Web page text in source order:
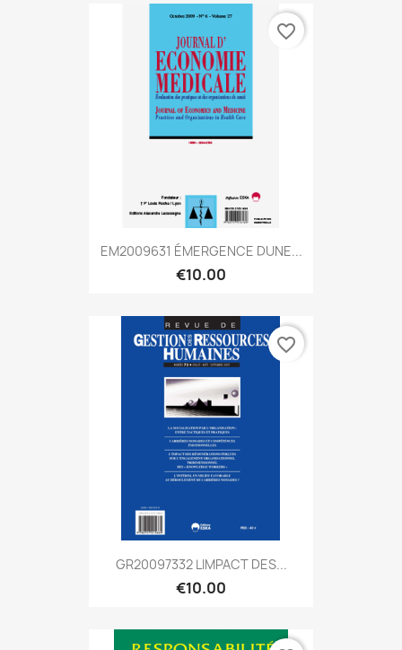
EM2009631 ÉMERGENCE DUNE...
€10.00
favorite_border
GR20097332 LIMPACT DES...
€10.00
favorite_border